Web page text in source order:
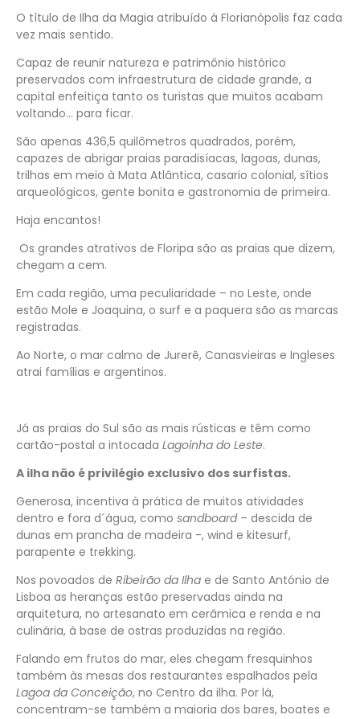
O título de Ilha da Magia atribuído à Florianópolis faz cada
vez mais sentido.
Capaz de reunir natureza e patrimônio histórico
preservados com infraestrutura de cidade grande, a
capital enfeitiça tanto os turistas que muitos acabam
voltando… para ficar.
São apenas 436,5 quilômetros quadrados, porém,
capazes de abrigar praias paradisíacas, lagoas, dunas,
trilhas em meio à Mata Atlântica, casario colonial, sítios
arqueológicos, gente bonita e gastronomia de primeira.
Haja encantos!
Os grandes atrativos de Floripa são as praias que dizem,
chegam a cem.
Em cada região, uma peculiaridade – no Leste, onde
estão Mole e Joaquina, o surf e a paquera são as marcas
registradas.
Ao Norte, o mar calmo de Jurerê, Canasvieiras e Ingleses
atrai famílias e argentinos.
Já as praias do Sul são as mais rústicas e têm como
cartão-postal a intocada Lagoinha do Leste.
A ilha não é privilégio exclusivo dos surfistas.
Generosa, incentiva à prática de muitos atividades
dentro e fora d´água, como sandboard– descida de
dunas em prancha de madeira -, wind e kitesurf,
parapente e trekking.
Nos povoados de Ribeirão da Ilha e de Santo António de
Lisboa as heranças estão preservadas ainda na
arquitetura, no artesanato em cerâmica e renda e na
culinária, à base de ostras produzidas na região.
Falando em frutos do mar, eles chegam fresquinhos
também às mesas dos restaurantes espalhados pela
Lagoa da Conceição, no Centro da ilha. Por lá,
concentram-se também a maioria dos bares, boates e